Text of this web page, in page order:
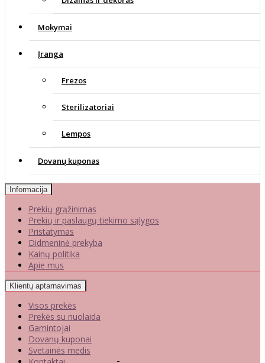
Mokymai
Įranga
Frezos
Sterilizatoriai
Lempos
Dovanų kuponas
Informacija
Prekių grąžinimas
Prekių ir paslaugų tiekimo sąlygos
Pristatymas
Didmeninė prekyba
Kainų politika
Apie mus
Klientų aptarnavimas
Visos prekės
Prekės su nuolaida
Gamintojai
Dovanų kuponai
Svetainės medis